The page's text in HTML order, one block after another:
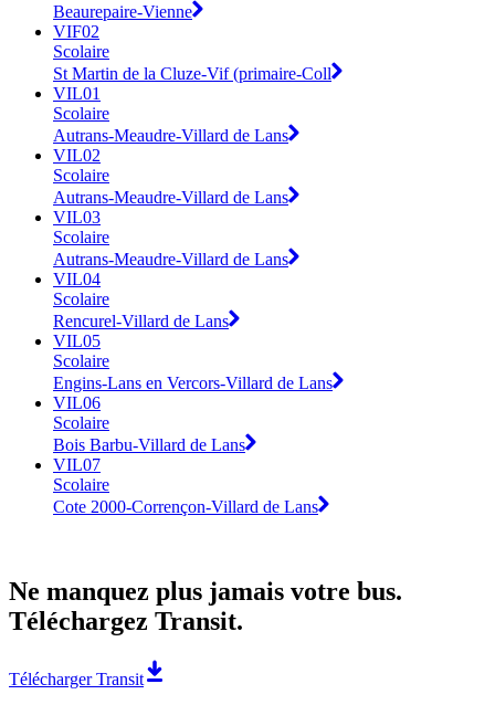
Beaurepaire-Vienne
VIF02
Scolaire
St Martin de la Cluze-Vif (primaire-Coll
VIL01
Scolaire
Autrans-Meaudre-Villard de Lans
VIL02
Scolaire
Autrans-Meaudre-Villard de Lans
VIL03
Scolaire
Autrans-Meaudre-Villard de Lans
VIL04
Scolaire
Rencurel-Villard de Lans
VIL05
Scolaire
Engins-Lans en Vercors-Villard de Lans
VIL06
Scolaire
Bois Barbu-Villard de Lans
VIL07
Scolaire
Cote 2000-Corrençon-Villard de Lans
Ne manquez plus jamais votre bus.
Téléchargez Transit.
Télécharger Transit